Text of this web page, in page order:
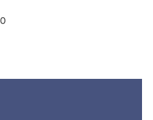
publique : la DILA